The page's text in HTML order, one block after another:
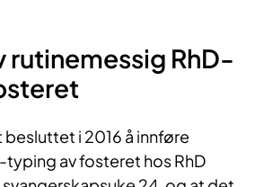
rutinemessig RhD-
i 2016 å innføre
typing av fosteret hos RhD